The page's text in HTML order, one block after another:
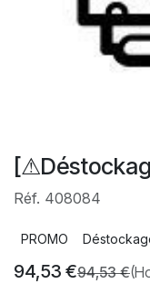
Réf. 408084
PROMO
94,53 €94,53€